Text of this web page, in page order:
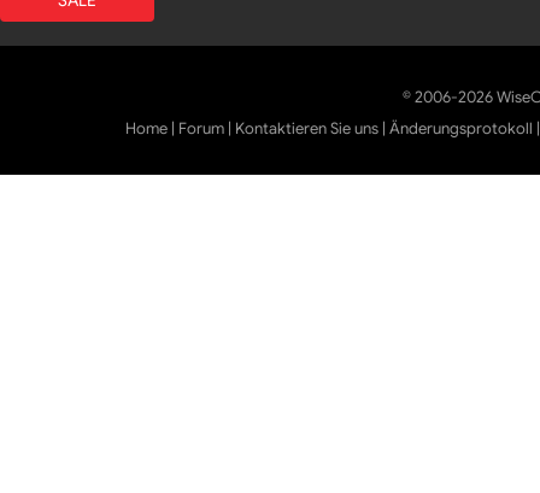
© 2006-2026
Home | Forum | Kontaktieren Sie uns |Änderungsprotokoll